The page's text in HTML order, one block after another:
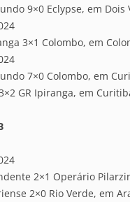
9×0 Eclypse, em Dois
3×1 Colombo, em
7×0 Colombo, em
GR Ipiranga, em
2×1 Operário
2×0 Rio Verde, em